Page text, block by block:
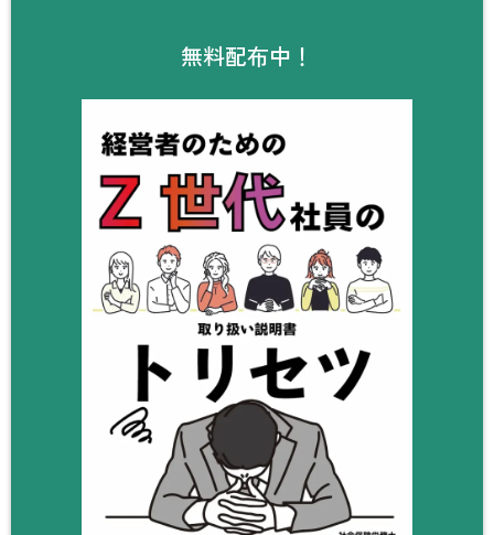
無料配布中！